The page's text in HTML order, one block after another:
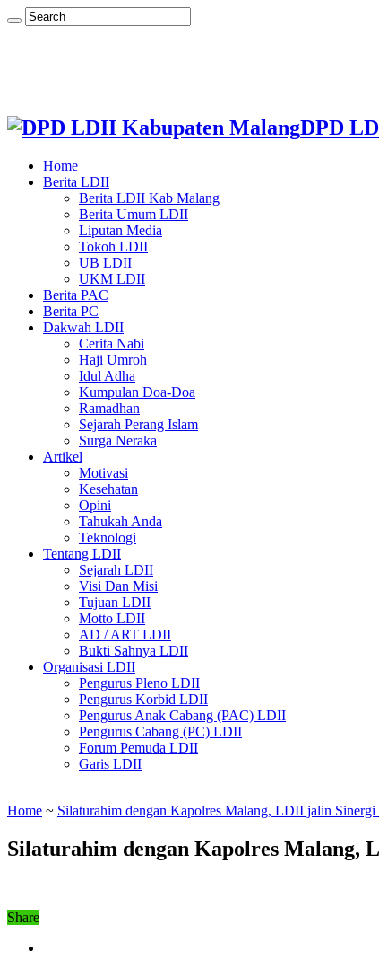
DPD
Home
Berita LDII
Berita LDII Kab Malang
Berita Umum LDII
Liputan Media
Tokoh LDII
UB LDII
UKM LDII
Berita PAC
Berita PC
Dakwah LDII
Cerita Nabi
Haji Umroh
Idul Adha
Kumpulan Doa-Doa
Ramadhan
Sejarah Perang Islam
Surga Neraka
Artikel
Motivasi
Kesehatan
Opini
Tahukah Anda
Teknologi
Tentang LDII
Sejarah LDII
Visi Dan Misi
Tujuan LDII
Motto LDII
AD / ART LDII
Bukti Sahnya LDII
Organisasi LDII
Pengurus Pleno LDII
Pengurus Korbid LDII
Pengurus Anak Cabang (PAC) LDII
Pengurus Cabang (PC) LDII
Forum Pemuda LDII
Garis LDII
Home ~ Silaturahim dengan Kapolres Malang, LDII jalin Sinergi
Silaturahim dengan Kapolres Malang,
Share